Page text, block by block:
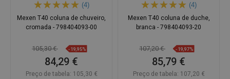
(4)
Mexen T40 coluna de chuveiro,
cromada - 798404093-00
105,30 € -19,95%
84,29 €
Preço de tabela: 105,30 €
(4)
Mexen T40 coluna de duche,
branca - 798404093-20
107,20 € -19,97%
85,79 €
Preço de tabela: 107,20 €